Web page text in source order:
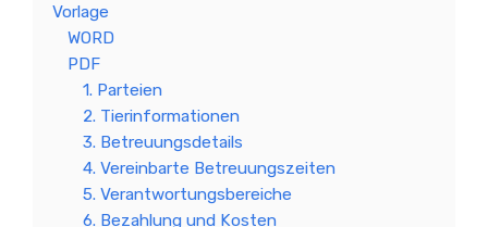
Vorlage
WORD
PDF
1. Parteien
2. Tierinformationen
3. Betreuungsdetails
4. Vereinbarte Betreuungszeiten
5. Verantwortungsbereiche
6. Bezahlung und Kosten